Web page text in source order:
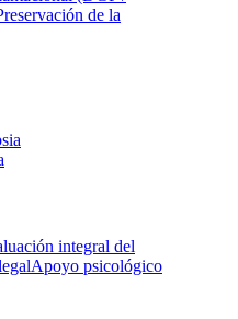
de la
integral del
Apoyo psicológico